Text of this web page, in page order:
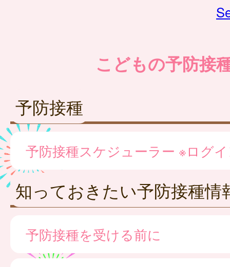
こどもの予防接
予防接種
予防接種スケジューラー ※ログ
知っておきたい予防接種情
予防接種を受ける前に